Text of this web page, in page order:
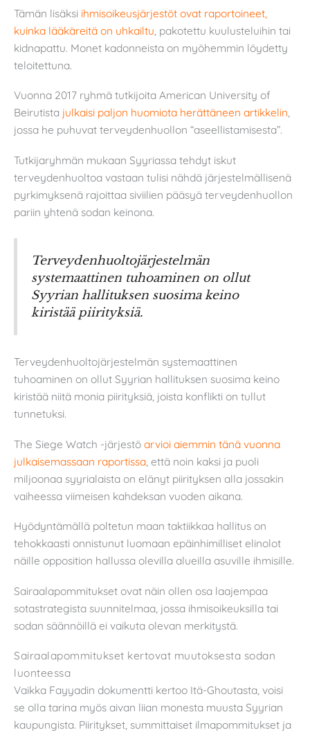
Tämän lisäksi ihmisoikeusjärjestöt ovat raportoineet,
kuinka lääkäreitä on uhkailtu , pakotettu kuulusteluihin tai
kidnapattu. Monet kadonneista on myöhemmin löydetty
teloitettuna.
Vuonna 2017 ryhmä tutkijoita American University of
Beirutista julkaisi paljon huomiota herättäneen artikkelin,
jossa he puhuvat terveydenhuollon “aseellistamisesta”.
Tutkijaryhmän mukaan Syyriassa tehdyt iskut
terveydenhuoltoa vastaan tulisi nähdä järjestelmällisenä
pyrkimyksenä rajoittaa siviilien pääsyä terveydenhuollon
pariin yhtenä sodan keinona.
Terveydenhuoltojärjestelmän
systemaattinen tuhoaminen on ollut
Syyrian hallituksen suosima keino
kiristää piirityksiä.
Terveydenhuoltojärjestelmän systemaattinen
tuhoaminen on ollut Syyrian hallituksen suosima keino
kiristää niitä monia piirityksiä, joista konflikti on tullut
tunnetuksi.
The Siege Watch -järjestö arvioi aiemmin tänä vuonna
julkaisemassaan raportissa , että noin kaksi ja puoli
miljoonaa syyrialaista on elänyt piirityksen alla jossakin
vaiheessa viimeisen kahdeksan vuoden aikana.
Hyödyntämällä poltetun maan taktiikkaa hallitus on
tehokkaasti onnistunut luomaan epäinhimilliset elinolot
näille opposition hallussa olevilla alueilla asuville ihmisille.
Sairaalapommitukset ovat näin ollen osa laajempaa
sotastrategista suunnitelmaa, jossa ihmisoikeuksilla tai
sodan säännöillä ei vaikuta olevan merkitystä.
Sairaalapommitukset kertovat muutoksesta sodan
luonteessa
Vaikka Fayyadin dokumentti kertoo Itä-Ghoutasta, voisi
se olla tarina myös aivan liian monesta muusta Syyrian
kaupungista. Piiritykset, summittaiset ilmapommitukset ja